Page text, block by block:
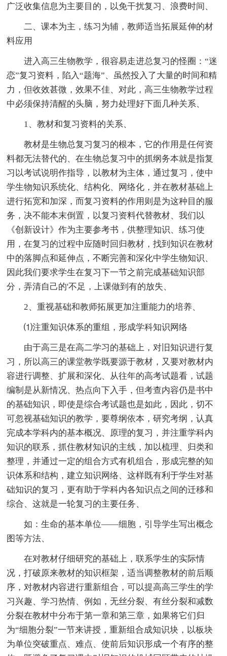
广泛收集信息为主要目的，以免干扰复习、浪费时间、
二、课本为主，练习为辅，教师适当拓展延伸的材
料应用
进入高三生物教学，很容易走进总复习的怪圈：“迷
恋”复习资料，陷入“题海”、虽然投入了大量的时间和精
力，但收效甚微，效果不佳、对此，高三生物教学过程
中必须保持清醒的头脑，努力处理好下面几种关系、
1、教材和复习资料的关系、
教材是生物总复习复习的根本，它的作用是任何资
料都无法替代的、在生物总复习中的抓纲务本就是指复
习以考试说明作指导，以教材为主体，通过复习，使中
学生物知识系统化、结构化、网络化，并在教材基础上
进行拓宽和加深，而复习资料的作用则是为这种目的服
务，决不能本末倒置，以复习资料代替教材、我们以
《创新设计》作为主要参考书，供整理知识、练习使
用，在复习的过程中应随时回归教材，找到知识在教材
中的落脚点和延伸点，不断完善和深化中学生物知识、
因此我们要求学生在复习下一节之前完成基础知识部
分，弄清自己的'不足，上课做到有的放失、
2、重视基础和教师拓展更加注重能力的培养、
⑴注重知识体系的重组，形成学科知识网络
由于高三是在高二学习的基础上，对旧知识进行复
习，所以高三的课堂教学既要源于教材，又要对教材内
容进行调整、扩展和深化、从往年的高考试题看，试题
编制是从新情况、热点向下入手，但考查内容仍是书中
的基础知识，即使是综合考试题也是如此，因此，切不
可忽视基础知识的教学，要尊纲依本，研究考纲，认真
完成本学科内的基本概况、原理的复习，并注重学科内
知识的联系，抓住教材知识的主线，加以梳理、归类和
整理，并通过一定的组合方式有机组合，形成完整的知
识体系和结构，建立知识网络、这样既有利于学生对基
础知识的复习，更有助于学科内各知识点之间的迁移和
综合、这就是一轮复习的主要任务、
如：生命的基本单位——细胞，引导学生写出概念
图等方法、
在对教材仔细研究的基础上，联系学生的实际情
况，打破原来教材的知识框架，适当调整教材的前后顺
序，对教材内容进行重新组合，可以提高高三学生的学
习兴趣、学习热情、例如，无丝分裂、有丝分裂和减数
分裂在教材中分布于第一章和第三章，如果将它们归
为“细胞分裂”一节来讲授，重新组合成知识块，以板块
为单位突破重点、难点、使前后知识形成一个有序的整